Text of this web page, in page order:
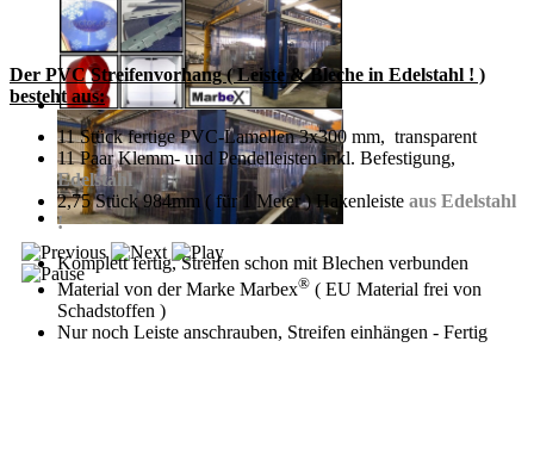
Der PVC Streifenvorhang ( Leiste & Bleche in Edelstahl ! )
besteht aus:
11 Stück fertige PVC-Lamellen 3x300 mm, transparent
11 Paar Klemm- und Pendelleisten inkl. Befestigung,
Edelstahl
2,75 Stück 984mm ( für 1 Meter ) Hakenleiste aus Edelstahl
!
Komplett fertig, Streifen schon mit Blechen verbunden
Material von der Marke Marbex® ( EU Material frei von
Schadstoffen )
Nur noch Leiste anschrauben, Streifen einhängen - Fertig